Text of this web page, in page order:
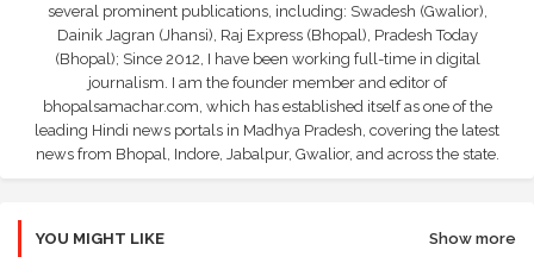
several prominent publications, including: Swadesh (Gwalior),
Dainik Jagran (Jhansi), Raj Express (Bhopal), Pradesh Today
(Bhopal); Since 2012, I have been working full-time in digital
journalism. I am the founder member and editor of
bhopalsamachar.com, which has established itself as one of the
leading Hindi news portals in Madhya Pradesh, covering the latest
news from Bhopal, Indore, Jabalpur, Gwalior, and across the state.
YOU MIGHT LIKE Show more